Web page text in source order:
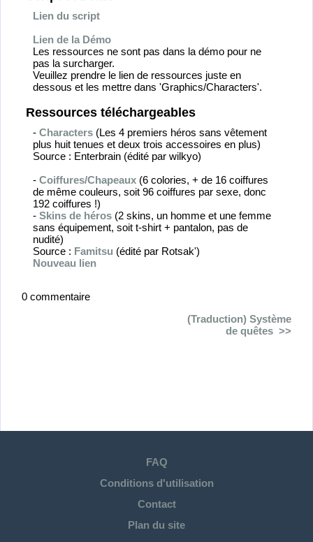
Lien du script
Lien de la Démo
Les ressources ne sont pas dans la démo pour ne
pas la surcharger.
Veuillez prendre le lien de ressources juste en
dessous et les mettre dans 'Graphics/Characters'.
Ressources téléchargeables
- Characters(Les 4 premiers héros sans vêtement
plus huit tenues et deux trois accessoires en plus)
Source : Enterbrain (édité par wilkyo)
- Coiffures/Chapeaux(6 colories, + de 16 coiffures
de même couleurs, soit 96 coiffures par sexe, donc
192 coiffures !)
- Skins de héros(2 skins, un homme et une femme
sans équipement, soit t-shirt + pantalon, pas de
nudité)
Source : Famitsu (édité par Rotsak')
Nouveau lien
0 commentaire
(Traduction) Système
de quêtes
FAQ
Conditions d'utilisation
Contact
Plan du site